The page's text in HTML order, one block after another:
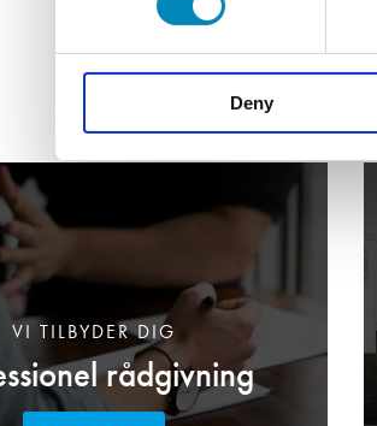
Deny
rådgivning
VI TILBYDER DIG